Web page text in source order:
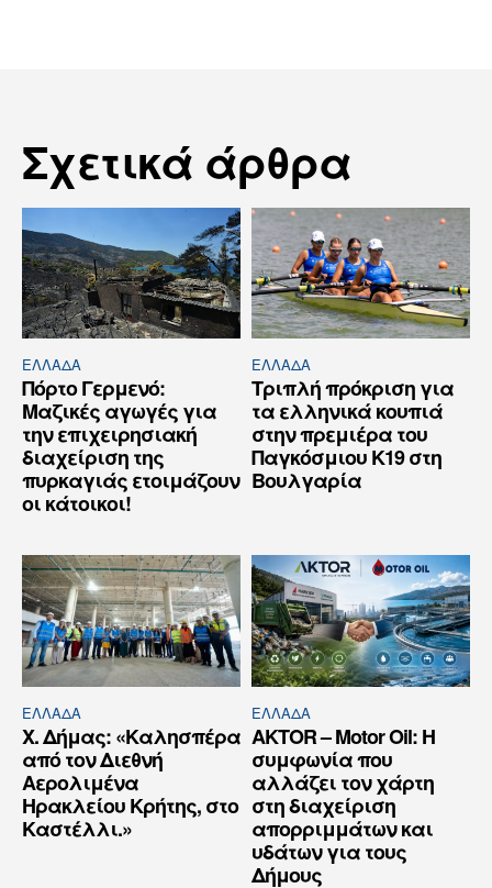
Σχετικά άρθρα
ΕΛΛΆΔΑ
Πόρτο Γερμενό:
Μαζικές αγωγές για
την επιχειρησιακή
διαχείριση της
πυρκαγιάς ετοιμάζουν
οι κάτοικοι!
ΕΛΛΆΔΑ
Τριπλή πρόκριση για
τα ελληνικά κουπιά
στην πρεμιέρα του
Παγκόσμιου Κ19 στη
Βουλγαρία
ΕΛΛΆΔΑ
Χ. Δήμας: «Καλησπέρα
από τον Διεθνή
Αερολιμένα
Ηρακλείου Κρήτης, στο
Καστέλλι.»
ΕΛΛΆΔΑ
AKTOR – Motor Oil: Η
συμφωνία που
αλλάζει τον χάρτη
στη διαχείριση
απορριμμάτων και
υδάτων για τους
Δήμους